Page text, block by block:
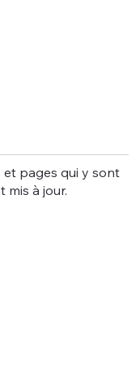
et pages qui y sont
à jour.